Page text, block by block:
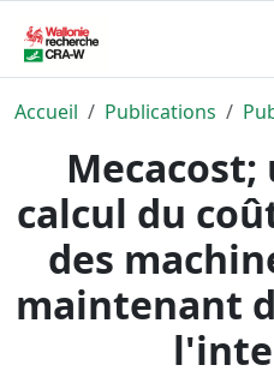
Accueil Publications
calcul du
des
maintenant